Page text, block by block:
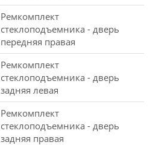
Ремкомплект
стеклоподъемника - дверь
передняя правая
Ремкомплект
стеклоподъемника - дверь
задняя левая
Ремкомплект
стеклоподъемника - дверь
задняя правая